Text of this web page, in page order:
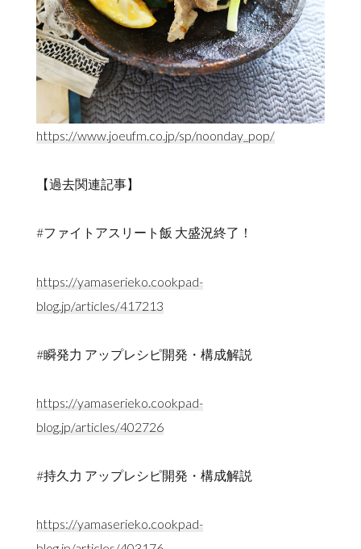
https://www.joeufm.co.jp/sp/noonday_pop/
【過去関連記事】
#ファイトアスリート飯 大盛況終了！
https://yamaserieko.cookpad-
blog.jp/articles/417213
#瞬発力 アップレシピ開発・構成解説
https://yamaserieko.cookpad-
blog.jp/articles/402726
#持久力 アップレシピ開発・構成解説
https://yamaserieko.cookpad-